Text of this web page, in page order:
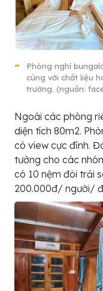
Phòng nghỉ
cúng với chất liệu
trường. (nguồn:
Ngoài các phòng
diện tích 80m2.
có view cực đỉnh.
tưởng cho các
có 10 nệm đôi trải
200.000đ/ người/